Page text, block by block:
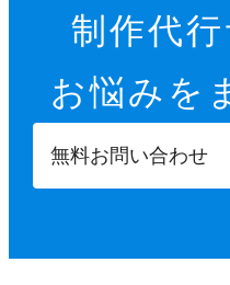
カテゴリごとの商品一覧
特集ページ作成を行いま
サムネイル・スライダー
商品ページへ誘導するサ
22,000円
【設定項目】
特定商取引法に基づ
配送方法入力
各8,000円～
ご要望に合わせて、部分
※画像などの素材はオー
その他
GTMタグ設定代行
Googleタグマネージャー
す。
撮影代行
制作代
お悩みを
無料お問い合わせ